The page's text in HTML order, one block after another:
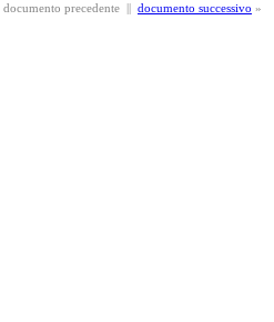
documento precedente || documento successivo »